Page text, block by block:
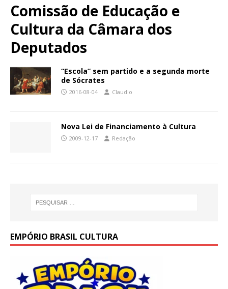
Comissão de Educação e
Cultura da Câmara dos
Deputados
“Escola” sem partido e a segunda morte
de Sócrates
2016-08-04 Claudio
Nova Lei de Financiamento à Cultura
2009-12-17 Redação
EMPÓRIO BRASIL CULTURA